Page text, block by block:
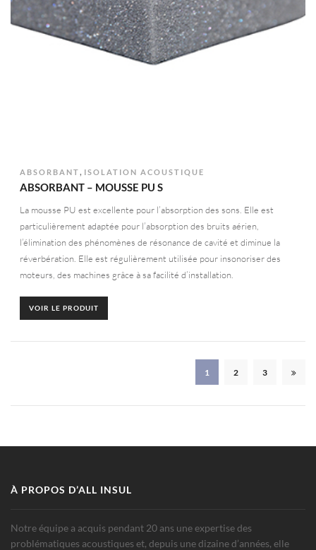
ABSORBANT, ISOLATION ACOUSTIQUE
ABSORBANT – MOUSSE PU S
La mousse PU est excellente pour l’absorption des sons. Elle est
particulièrement adaptée pour l’absorption des bruits aérien,
l’élimination des phénomènes de résonance de cavité et diminue la
réverbération. Elle est régulièrement utilisée pour insonoriser des
moteurs, des machines grâce à sa facilité d’installation.
VOIR LE PRODUIT
1 2 3
À PROPOS D’ALL INSUL
Notre équipe a acquis pendant 20 ans une expertise des
problématiques acoustiques et, depuis une dizaine d’années, elle